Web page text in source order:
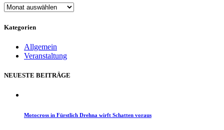
ARCHIV
Kategorien
Allgemein
Veranstaltung
NEUESTE BEITRÄGE
Motocross in Fürstlich Drehna wirft Schatten voraus